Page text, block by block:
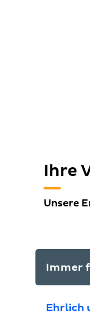
Ihre
Unsere
Immer
Ehrlich